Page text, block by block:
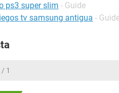
ps3 super slim - Guide
tv samsung antigua -
/ 1